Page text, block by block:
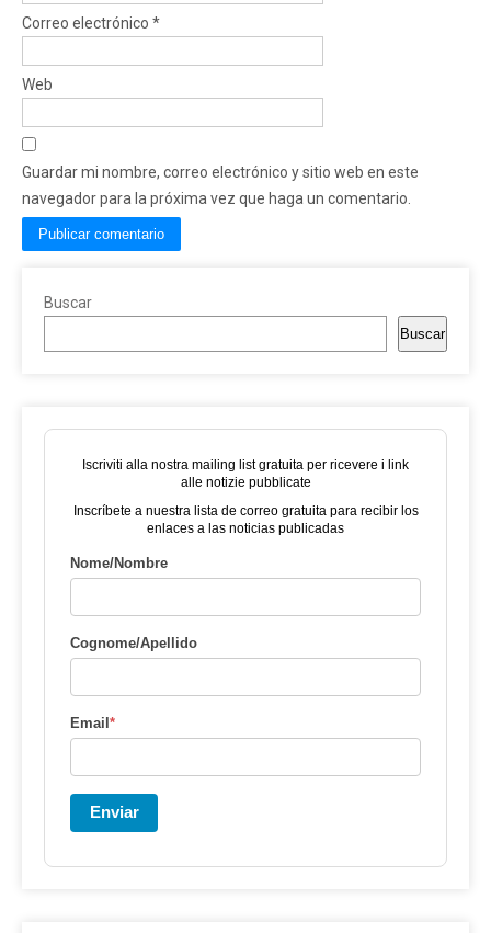
Correo electrónico *
Web
Guardar mi nombre, correo electrónico y sitio web en este
navegador para la próxima vez que haga un comentario.
Buscar
Buscar
Iscriviti alla nostra mailing list gratuita per ricevere i link
alle notizie pubblicate
Inscríbete a nuestra lista de correo gratuita para recibir los
enlaces a las noticias publicadas
Nome/Nombre
Cognome/Apellido
Email*
Enviar